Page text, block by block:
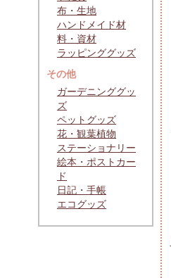
布・生地
ハンドメイド材
料・資材
ラッピンググッズ
その他
ガーデニンググッ
ズ
ペットグッズ
花・観葉植物
ステーショナリー
絵本・ポストカー
ド
日記・手帳
エコグッズ